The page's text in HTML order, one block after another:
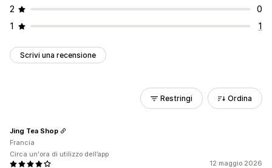
2
0
1
1
Scrivi una recensione
Restringi Ordina
12 maggio 2026
Jing Tea Shop
Francia
Circa un'ora di utilizzo dell’app